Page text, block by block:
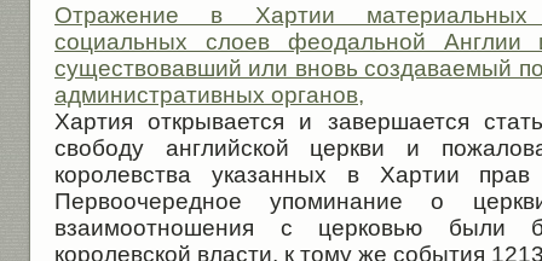
Отражение в Хартии материальных
социальных слоев феодальной Англии
существовавший или вновь создаваемый
административных органов,
Хартия открывается и завершается
свободу английской церкви и
королевства указанных в Хартии
Первоочередное упоминание о
взаимоотношения с церковью были
королевской власти, к тому же события